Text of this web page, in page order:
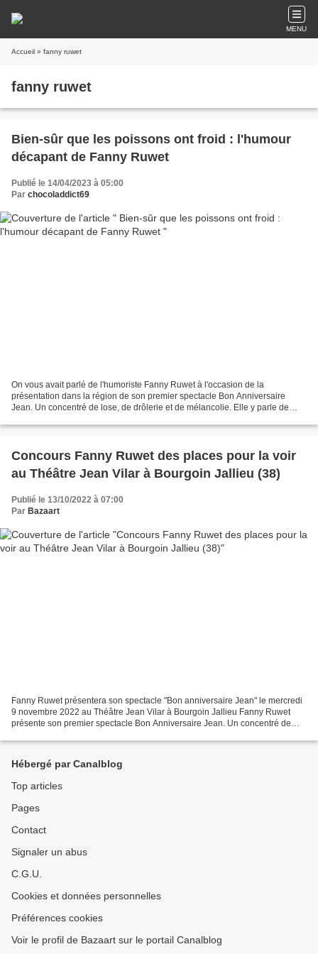
MENU
Accueil » fanny ruwet
fanny ruwet
Bien-sûr que les poissons ont froid : l'humour
décapant de Fanny Ruwet
Publié le 14/04/2023 à 05:00
Par chocoladdict69
On vous avait parlé de l'humoriste Fanny Ruwet à l'occasion de la
présentation dans la région de son premier spectacle Bon Anniversaire
Jean. Un concentré de lose, de drôlerie et de mélancolie. Elle y parle de
Concours Fanny Ruwet des places pour la voir
au Théâtre Jean Vilar à Bourgoin Jallieu (38)
Publié le 13/10/2022 à 07:00
Par Bazaart
Fanny Ruwet présentera son spectacle "Bon anniversaire Jean" le mercredi
9 novembre 2022 au Théâtre Jean Vilar à Bourgoin Jallieu Fanny Ruwet
présente son premier spectacle Bon Anniversaire Jean. Un concentré de
Hébergé par Canalblog
Top articles
Pages
Contact
Signaler un abus
C.G.U.
Cookies et données personnelles
Préférences cookies
Voir le profil de Bazaart sur le portail Canalblog